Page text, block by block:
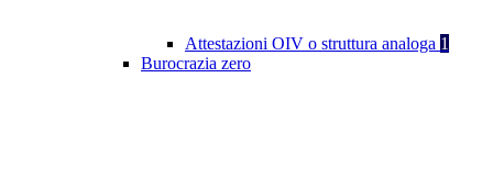
Attestazioni OIV o struttura analoga 1
Burocrazia zero